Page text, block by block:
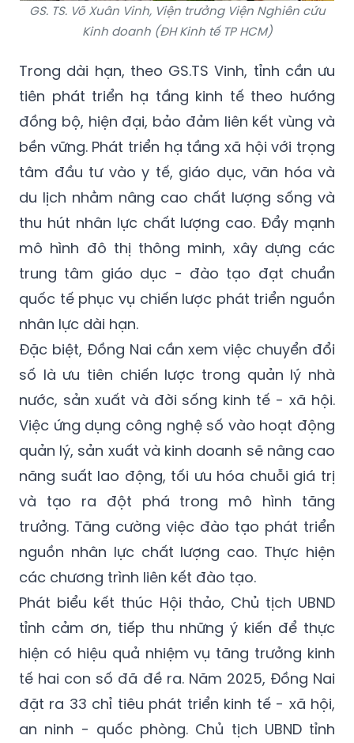
GS. TS. Võ Xuân Vinh, Viện trưởng Viện Nghiên cứu
Kinh doanh (ĐH Kinh tế TP HCM)
Trong dài hạn, theo GS.TS Vinh, tỉnh cần ưu
tiên phát triển hạ tầng kinh tế theo hướng
đồng bộ, hiện đại, bảo đảm liên kết vùng và
bền vững. Phát triển hạ tầng xã hội với trọng
tâm đầu tư vào y tế, giáo dục, văn hóa và
du lịch nhằm nâng cao chất lượng sống và
thu hút nhân lực chất lượng cao. Đẩy mạnh
mô hình đô thị thông minh, xây dựng các
trung tâm giáo dục - đào tạo đạt chuẩn
quốc tế phục vụ chiến lược phát triển nguồn
nhân lực dài hạn.
Đặc biệt, Đồng Nai cần xem việc chuyển đổi
số là ưu tiên chiến lược trong quản lý nhà
nước, sản xuất và đời sống kinh tế - xã hội.
Việc ứng dụng công nghệ số vào hoạt động
quản lý, sản xuất và kinh doanh sẽ nâng cao
năng suất lao động, tối ưu hóa chuỗi giá trị
và tạo ra đột phá trong mô hình tăng
trưởng. Tăng cường việc đào tạo phát triển
nguồn nhân lực chất lượng cao. Thực hiện
các chương trình liên kết đào tạo.
Phát biểu kết thúc Hội thảo, Chủ tịch UBND
tỉnh cảm ơn, tiếp thu những ý kiến để thực
hiện có hiệu quả nhiệm vụ tăng trưởng kinh
tế hai con số đã đề ra. Năm 2025, Đồng Nai
đặt ra 33 chỉ tiêu phát triển kinh tế - xã hội,
an ninh - quốc phòng. Chủ tịch UBND tỉnh